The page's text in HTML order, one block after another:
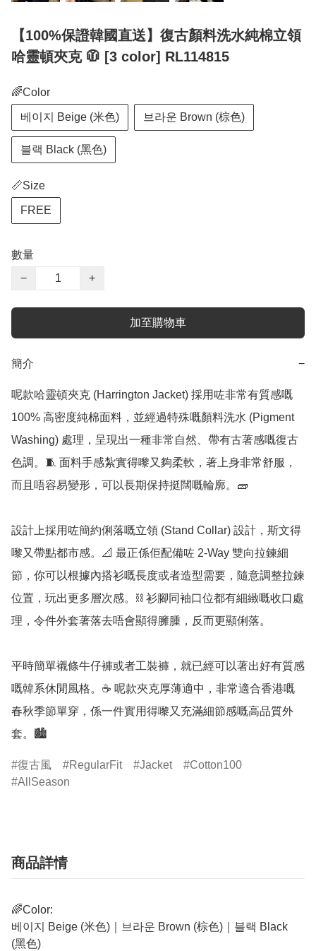
【100%保證韓國直送】復古顏料洗水純棉立領
哈靈頓夾克 🧥 [3 color] RL114815
🌈Color
베이지 Beige (米色) 브라운 Brown (棕色)
블랙 Black (黑色)
📏Size
FREE
數量
−
+
加至購物車
簡介 −
呢款哈靈頓夾克 (Harrington Jacket) 採用咗非常有質感嘅
100% 高密度純棉面料，並經過特殊嘅顏料洗水 (Pigment
Washing) 處理，呈現出一種非常自然、帶有古著感嘅復古
色調。🧵 面料手感紮實得嚟又夠柔軟，著上身非常舒服，
而且唔容易變形，可以長期保持挺闊嘅輪廓。🧱
設計上採用咗簡約俐落嘅立領 (Stand Collar) 設計，斯文得
嚟又帶點都市感。📐 最正係佢配備咗 2-Way 雙向拉鍊細
節，你可以根據內搭衫嘅長度或者造型需要，隨意調整拉鍊
位置，玩出更多層次感。⛓️ 衫腳同袖口位都有細緻嘅收口處
理，令件外套著落去唔會顯得臃腫，反而更顯俐落。
平時簡單襯條牛仔褲或者工裝褲，就已經可以著出好有質感
嘅韓系休閒風格。☕ 呢款夾克厚薄適中，非常適合香港嘅
春秋季節單穿，係一件實用得嚟又充滿細節感嘅高品質外
套。🏙️
復古風 RegularFit Jacket
Cotton100
AllSeason
商品詳情
🌈Color:
베이지 Beige (米色)｜브라운 Brown (棕色)｜블랙 Black
(黑色)